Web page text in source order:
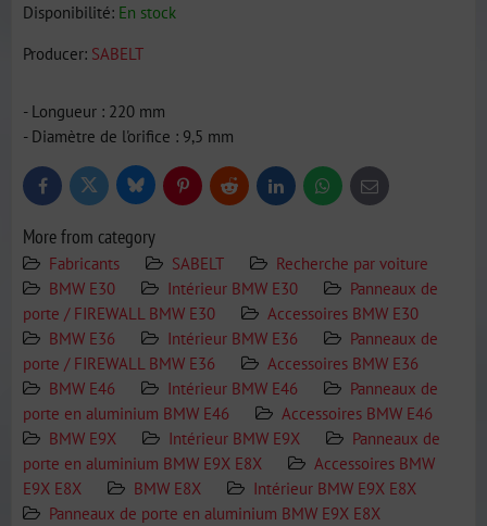
Disponibilité: En stock
Producer: SABELT
- Longueur : 220 mm
- Diamètre de l'orifice : 9,5 mm
FacebookTwitter BlueskyPinterestReddit LinkedInWhatsApp
E-
mail
More from category
Fabricants SABELT
Recherche par voiture
BMW E30
Intérieur BMW E30
Panneaux de
porte / FIREWALL BMW E30
Accessoires BMW E30
BMW E36
Intérieur BMW E36
Panneaux de
porte / FIREWALL BMW E36
Accessoires BMW E36
BMW E46
Intérieur BMW E46
Panneaux de
porte en aluminium BMW E46
Accessoires BMW E46
BMW E9X
Intérieur BMW E9X
Panneaux de
porte en aluminium BMW E9X E8X
Accessoires BMW
E9X E8X
BMW E8X
Intérieur BMW E9X E8X
Panneaux de porte en aluminium BMW E9X E8X